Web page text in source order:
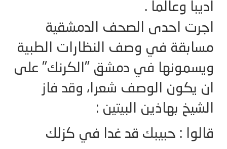
اديبا وعالما .
اجرت احدى الصحف الدمشقية
مسابقة في وصف النظارات الطبية
ويسمونها في دمشق "الكرنك" على
ان يكون الوصف شعرا، وقد فاز
الشيخ بهاذين البيتين :
قالوا : حبيبك قد غدا في كزلك